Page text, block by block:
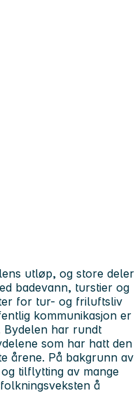
utløp, og store deler
badevann, turstier og
for tur- og friluftsliv
kommunikasjon er
Bydelen har rundt
som har hatt den
årene. På bakgrunn av
tilflytting av mange
å